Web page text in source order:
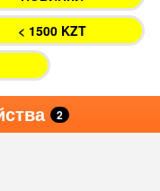
< 1500 KZT
2